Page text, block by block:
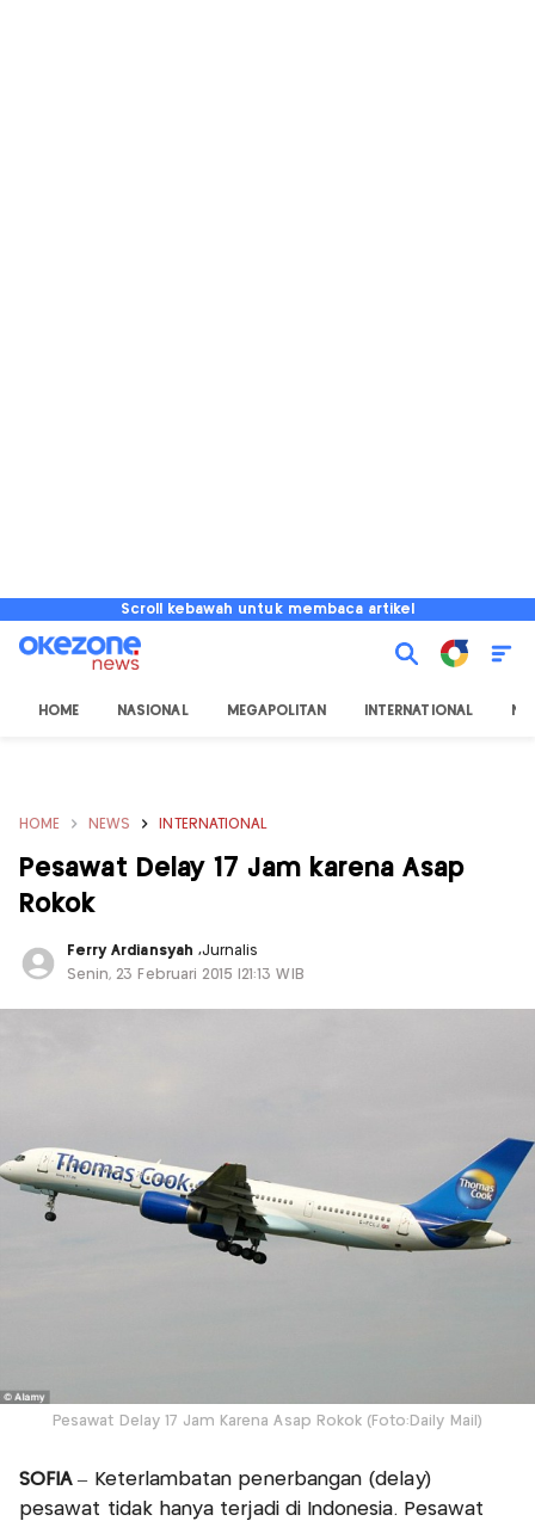
Scroll kebawah untuk membaca artikel
HOME NASIONAL MEGAPOLITAN INTERNATIONAL
HOME NEWS INTERNATIONAL
Pesawat Delay 17 Jam karena Asap
Rokok
Ferry Ardiansyah ,Jurnalis
Senin, 23 Februari 2015 |21:13 WIB
Pesawat Delay 17 Jam Karena Asap Rokok (Foto:Daily Mail)
SOFIA– Keterlambatan penerbangan (delay)
pesawat tidak hanya terjadi di Indonesia. Pesawat